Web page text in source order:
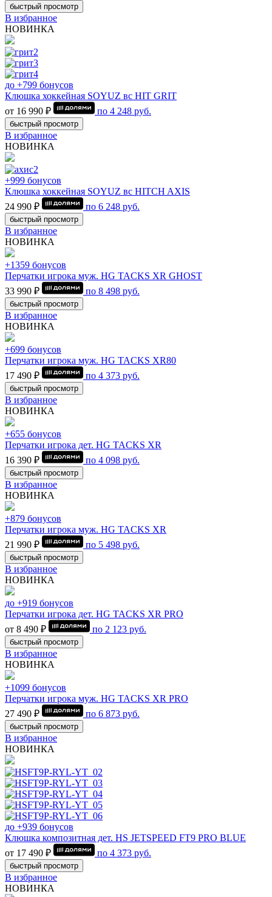
быстрый просмотр
В избранное
НОВИНКА
до +799 бонусов
Клюшка хоккейная SOYUZ вс HIT GRIT
от 16 990 ₽
по 4 248 руб.
быстрый просмотр
В избранное
НОВИНКА
+999 бонусов
Клюшка хоккейная SOYUZ вс HITCH AXIS
24 990 ₽
по 6 248 руб.
быстрый просмотр
В избранное
НОВИНКА
+1359 бонусов
Перчатки игрока муж. HG TACKS XR GHOST
33 990 ₽
по 8 498 руб.
быстрый просмотр
В избранное
НОВИНКА
+699 бонусов
Перчатки игрока муж. HG TACKS XR80
17 490 ₽
по 4 373 руб.
быстрый просмотр
В избранное
НОВИНКА
+655 бонусов
Перчатки игрока дет. HG TACKS XR
16 390 ₽
по 4 098 руб.
быстрый просмотр
В избранное
НОВИНКА
+879 бонусов
Перчатки игрока муж. HG TACKS XR
21 990 ₽
по 5 498 руб.
быстрый просмотр
В избранное
НОВИНКА
до +919 бонусов
Перчатки игрока дет. HG TACKS XR PRO
от 8 490 ₽
по 2 123 руб.
быстрый просмотр
В избранное
НОВИНКА
+1099 бонусов
Перчатки игрока муж. HG TACKS XR PRO
27 490 ₽
по 6 873 руб.
быстрый просмотр
В избранное
НОВИНКА
до +939 бонусов
Клюшка композитная дет. HS JETSPEED FT9 PRO BLUE
от 17 490 ₽
по 4 373 руб.
быстрый просмотр
В избранное
НОВИНКА